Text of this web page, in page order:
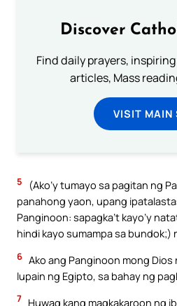
Discover
Find daily prayers,
articles, Mass
VISIT MAIN
5
(Ako’y tumayo sa pagitan ng
panahong yaon, upang
Panginoon: sapagka’t kayo’y
hindi kayo sumampa sa bundok;)
6 Ako ang Panginoon mong Dios
lupain ng Egipto, sa bahay ng
7 Huwag kang magkakaroon ng